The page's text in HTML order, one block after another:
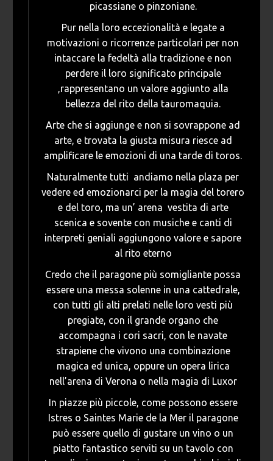
picassiane o pinzoniane.
Pur nella loro eccezionalità e legate a
motivazioni o ricorrenze particolari per non
intaccare la fedeltà alla tradizione e non
perdere il loro significato principale
,rappresentano un valore aggiunto alla
bellezza del rito della tauromaquia.
Arte che si aggiunge e non si sovrappone ad
arte, e trovata la giusta misura riesce ad
amplificare le emozioni di una tarde di toros.
Naturalmente tutti andiamo nella plaza per
vedere ed emozionarci per la magia del torero
e del toro, ma un’ arena vestita di arte
scenica e sovente con musiche e canti di
interpreti geniali aggiungono valore e sapore
al rito eterno
Credo che il paragone più somigliante possa
essere una messa solenne in una cattedrale,
con tutti gli alti prelati nelle loro vesti più
pregiate, con il grande organo che
accompagna i cori sacri, con le navate
strapiene che vivono una combinazione
magica ed unica, oppure un opera lirica
nell’arena di Verona o nella magia di Luxor
In piazze più piccole, come possono essere
Istres o Saintes Marie de la Mer il paragone
può essere quello di gustare un vino o un
piatto fantastico serviti su un tavolo con